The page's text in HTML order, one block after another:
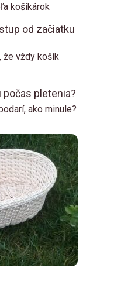
košikárok
od začiatku
že vždy košík
pletenia?
ako minule?